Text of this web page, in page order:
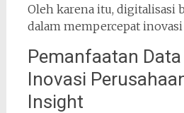
Oleh karena itu, digitalisasi
dalam mempercepat inovasi
Pemanfaatan
Inovasi
Insight